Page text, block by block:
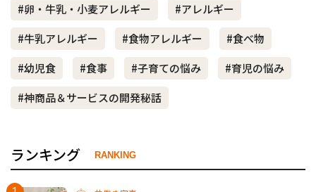
#卵・牛乳・小麦アレルギー
#アレルギー
#牛乳アレルギー
#食物アレルギー
#食べ物
#幼児食
#食事 #子育ての悩み
#育児の悩み
#神商品＆サービスの開発秘話
ランキング RANKING